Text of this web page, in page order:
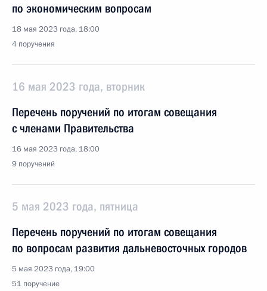
по экономическим вопросам
18 мая 2023 года, 18:00
4 поручения
16 мая 2023 года, вторник
Перечень поручений по итогам совещания
с членами Правительства
16 мая 2023 года, 18:00
9 поручений
5 мая 2023 года, пятница
Перечень поручений по итогам совещания
по вопросам развития дальневосточных городов
5 мая 2023 года, 19:00
51 поручение